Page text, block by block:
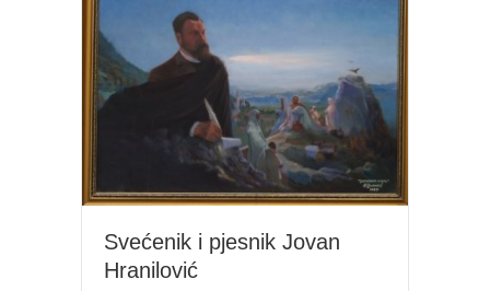
Svećenik i pjesnik Jovan
Hranilović